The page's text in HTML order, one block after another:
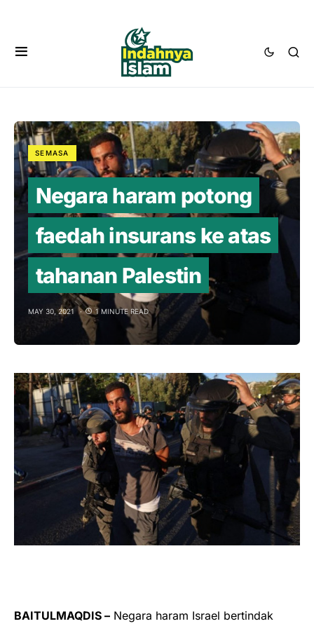
SEMASA
Negara haram potong
faedah insurans ke atas
tahanan Palestin
MAY 30, 2021 1 MINUTE READ
BAITULMAQDIS – Negara haram Israel bertindak